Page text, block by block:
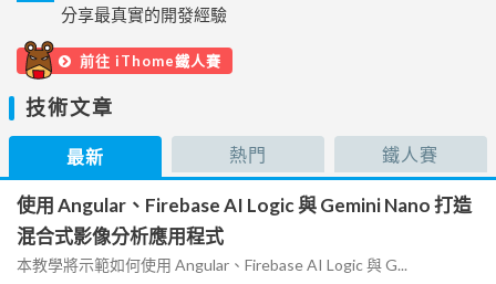
分享最真實的開發經驗
前往 iThome鐵人賽
技術文章
最新 熱門 鐵人賽
使用 Angular、Firebase AI Logic 與 Gemini Nano 打造
混合式影像分析應用程式
本教學將示範如何使用 Angular、Firebase AI Logic 與 G...